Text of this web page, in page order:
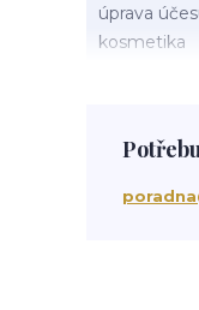
úprava
kosmetika
Jan Pešan
suchá